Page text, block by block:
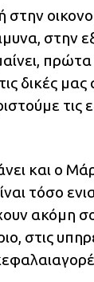
στην
δικές
τις
και ο
τόσο
ακόμη
στις